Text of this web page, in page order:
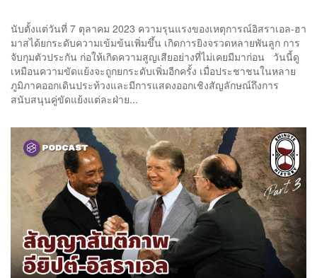
นับตั้งแต่วันที่ 7 ตุลาคม 2023 ความรุนแรงของเหตุการณ์อิสราเอล-ฮา
มาสได้ยกระดับความเข้มข้นเพิ่มขึ้น เกิดการยิงจรวดหลายพันลูก การ
จับกุมตัวประกัน ก่อให้เกิดความสูญเสียอย่างที่ไม่เคยมีมาก่อน วันนี้ดู
เหมือนความขัดแย้งจะถูกยกระดับเพิ่มอีกครั้ง เมื่อประชาชนในหลาย
ภูมิภาคออกเดินประท้วงและมีการแสดงออกเชิงสัญลักษณ์ถึงการ
สนับสนุนคู่ขัดแย้งแต่ละฝ่าย...